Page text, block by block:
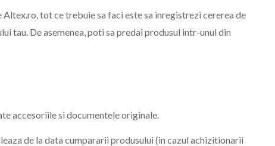
tot ce trebuie sa faci este sa inregistrezi cererea de
tau. De asemenea, poti sa predai produsul intr-unul din
accesoriile si documentele originale.
de la data cumpararii produsului (in cazul achizitionarii